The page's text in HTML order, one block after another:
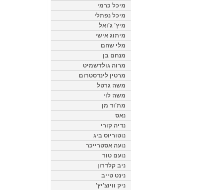
מיכל כרמי
מיכל נפתלי
מיץ' ג'ואל
מיתוג אישי
מלי שחם
מנחם בן
מרוה גולדשמיט
מרטין לינדסטרום
משה גרטל
משה לוי
מת'וד מן
נאס
נדיה קורי
נוטוריוס ביג
נועה אסטרייכר
נועם טור
ניב קלדרון
נינט טייב
ניק וויוצ'יץ'